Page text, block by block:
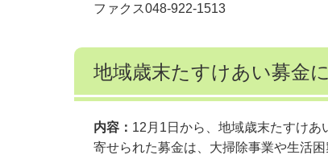
ファクス048-922-1513
地域歳末たすけあい募金
内容： 12月1日から、地域歳末たすけあ
寄せられた募金は、大掃除事業や生活